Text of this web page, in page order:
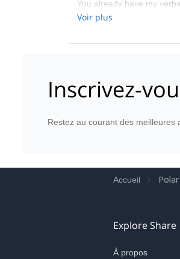
You already have my
Voir plus
Inscrivez-
Restez au courant des meilleures
Accueil
Explore Share
À propos